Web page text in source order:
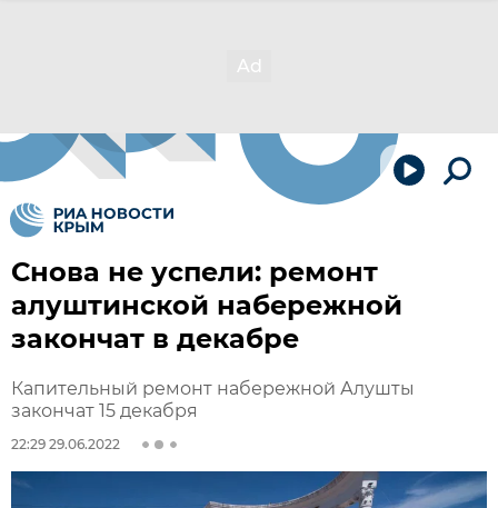
Снова не успели: ремонт
алуштинской набережной
закончат в декабре
Капительный ремонт набережной Алушты
закончат 15 декабря
22:29 29.06.2022